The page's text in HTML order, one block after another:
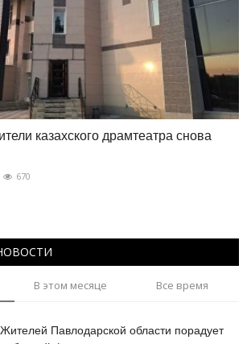
казахского драмтеатра снова
670
В этом месяце Все время
Жителей Павлодарской области порадует